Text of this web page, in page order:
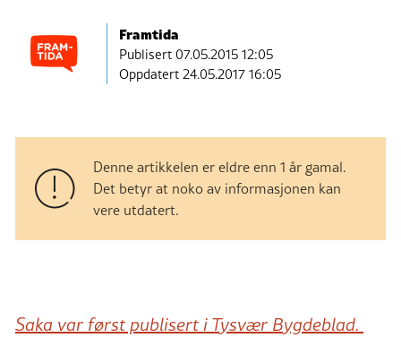
Framtida
Publisert07.05.2015 12:05
Oppdatert 24.05.2017 16:05
Denne artikkelen er eldre enn 1 år gamal.
Det betyr at noko av informasjonen kan
vere utdatert.
Saka var først publisert i Tysvær Bygdeblad.